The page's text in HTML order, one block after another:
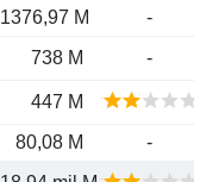
1376,97 M
-
738 M -
447 M
80,08 M
-